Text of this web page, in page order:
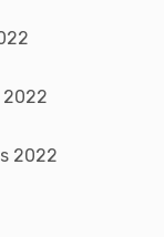
2022
2022